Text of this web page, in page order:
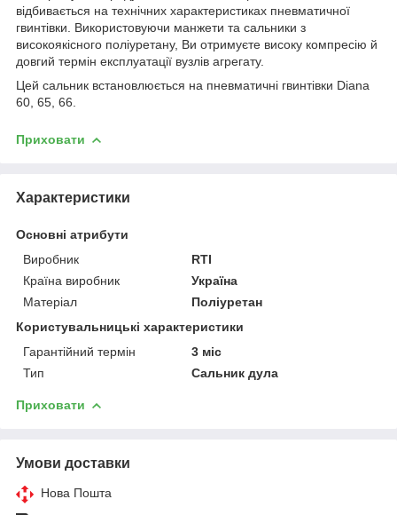
відбивається на технічних характеристиках пневматичної
гвинтівки. Використовуючи манжети та сальники з
високоякісного поліуретану, Ви отримуєте високу компресію й
довгий термін експлуатації вузлів агрегату.
Цей сальник встановлюється на пневматичні гвинтівки Diana
60, 65, 66.
Приховати
Характеристики
Основні атрибути
Виробник
RTI
Країна виробник
Україна
Матеріал
Поліуретан
Користувальницькі характеристики
Гарантійний термін
3 міс
Тип
Сальник дула
Приховати
Умови доставки
Нова Пошта